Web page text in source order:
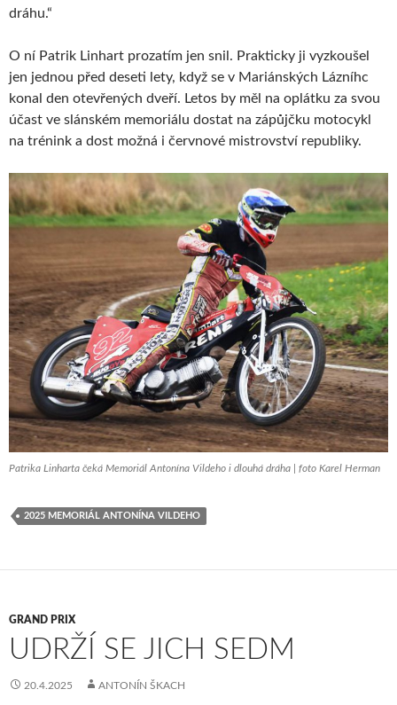
dráhu.“
O ní Patrik Linhart prozatím jen snil. Prakticky ji vyzkoušel
jen jednou před deseti lety, když se v Mariánských Lázníhc
konal den otevřených dveří. Letos by měl na oplátku za svou
účast ve slánském memoriálu dostat na zápůjčku motocykl
na trénink a dost možná i červnové mistrovství republiky.
Patrika Linharta čeká Memoriál Antonína Vildeho i dlouhá dráha | foto Karel Herman
2025 MEMORIÁL ANTONÍNA VILDEHO
GRAND PRIX
UDRŽÍ SE JICH SEDM
20.4.2025 ANTONÍN ŠKACH